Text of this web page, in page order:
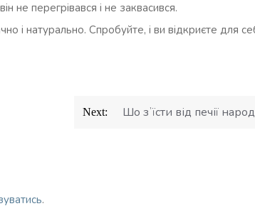
не перегрівався і не заквасився.
і натурально. Спробуйте, і ви відкриєте для
Next: Шо зʼїсти від печії
.